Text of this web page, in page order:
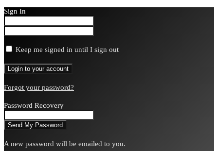
Sign In
Keep me signed in until I sign out
Forgot your password?
Password Recovery
A new password will be emailed to you.